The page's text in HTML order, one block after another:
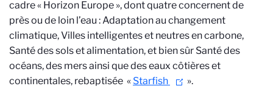
cadre « Horizon Europe », dont quatre concernent de
près ou de loin l’eau : Adaptation au changement
climatique, Villes intelligentes et neutres en carbone,
Santé des sols et alimentation, et bien sûr Santé des
océans, des mers ainsi que des eaux côtières et
continentales, rebaptisée « Starfish ».